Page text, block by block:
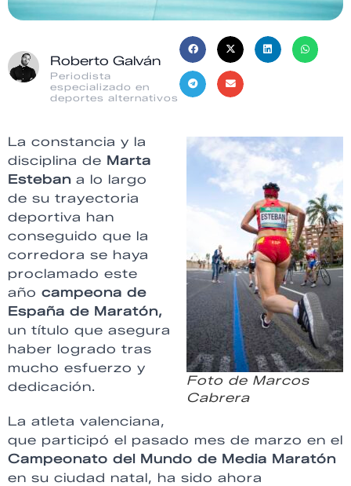
Roberto Galván
Periodista
especializado en
deportes alternativos
Foto de Marcos
Cabrera
La constancia y la
disciplina de Marta
Esteban a lo largo
de su trayectoria
deportiva han
conseguido que la
corredora se haya
proclamado este
año campeona de
España de Maratón,
un título que asegura
haber logrado tras
mucho esfuerzo y
dedicación.
La atleta valenciana,
que participó el pasado mes de marzo en el
Campeonato del Mundo de Media Maratón
en su ciudad natal, ha sido ahora